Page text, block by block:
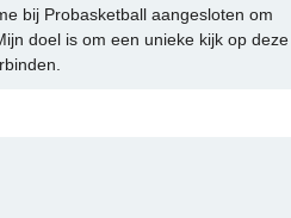
bij Probasketball aangesloten om
doel is om een unieke kijk op deze